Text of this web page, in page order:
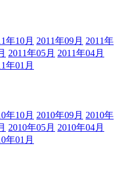
年10月 2011年09月 2011年
2011年05月 2011年04月
年01月
年10月 2010年09月 2010年
2010年05月 2010年04月
年01月